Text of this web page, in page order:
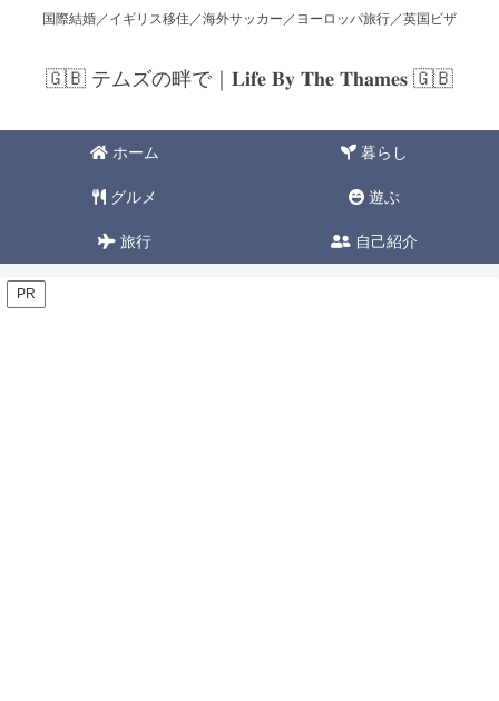
国際結婚／イギリス移住／海外サッカー／ヨーロッパ旅行／英国ビザ
🇬🇧 テムズの畔で｜𝐋𝐢𝐟𝐞 𝐁𝐲 𝐓𝐡𝐞 𝐓𝐡𝐚𝐦𝐞𝐬 🇬🇧
ホーム 暮らし
グルメ 遊ぶ
旅行 自己紹介
PR